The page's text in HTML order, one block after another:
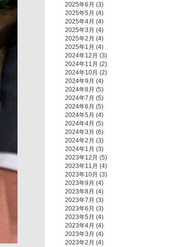
2025年6月 (3)
2025年5月 (4)
2025年4月 (4)
2025年3月 (4)
2025年2月 (4)
2025年1月 (4)
2024年12月 (3)
2024年11月 (2)
2024年10月 (2)
2024年9月 (4)
2024年8月 (5)
2024年7月 (5)
2024年6月 (5)
2024年5月 (4)
2024年4月 (5)
2024年3月 (6)
2024年2月 (3)
2024年1月 (3)
2023年12月 (5)
2023年11月 (4)
2023年10月 (3)
2023年9月 (4)
2023年8月 (4)
2023年7月 (3)
2023年6月 (3)
2023年5月 (4)
2023年4月 (4)
2023年3月 (4)
2023年2月 (4)